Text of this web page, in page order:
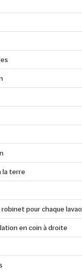
la terre
pour chaque lavao
en coin à droite